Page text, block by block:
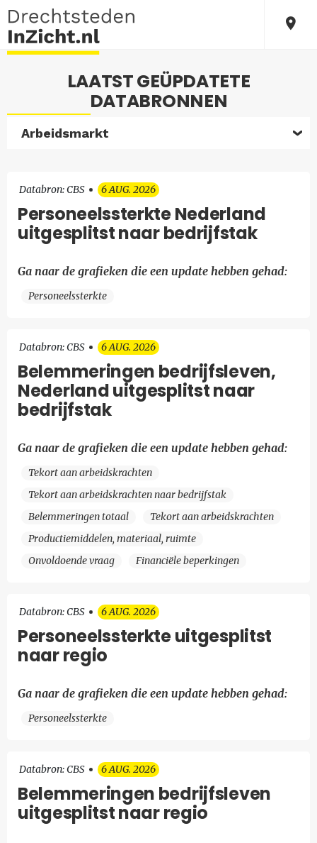
LAATST GEÜPDATETE
DATABRONNEN
Arbeidsmarkt
Databron: CBS 6 AUG. 2026
Personeelssterkte Nederland
uitgesplitst naar bedrijfstak
Ga naar de grafieken die een update hebben gehad:
Personeelssterkte
Databron: CBS 6 AUG. 2026
Belemmeringen bedrijfsleven,
Nederland uitgesplitst naar
bedrijfstak
Ga naar de grafieken die een update hebben gehad:
Tekort aan arbeidskrachten
Tekort aan arbeidskrachten naar bedrijfstak
Belemmeringen totaal
Tekort aan arbeidskrachten
Productiemiddelen, materiaal, ruimte
Onvoldoende vraag
Financiële beperkingen
Databron: CBS 6 AUG. 2026
Personeelssterkte uitgesplitst
naar regio
Ga naar de grafieken die een update hebben gehad:
Personeelssterkte
Databron: CBS 6 AUG. 2026
Belemmeringen bedrijfsleven
uitgesplitst naar regio